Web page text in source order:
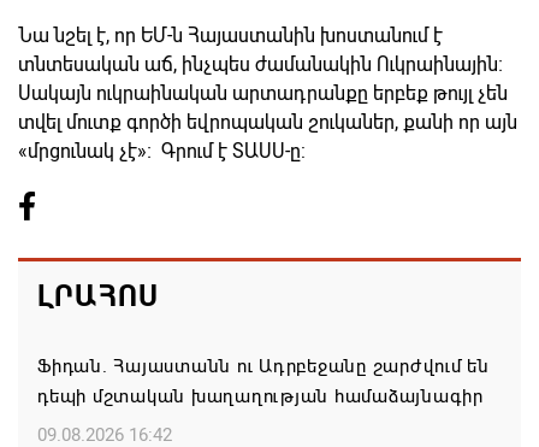
Նա նշել է, որ ԵՄ-ն Հայաստանին խոստանում է
տնտեսական աճ, ինչպես ժամանակին Ուկրաինային։
Սակայն ուկրաինական արտադրանքը երբեք թույլ չեն
տվել մուտք գործի եվրոպական շուկաներ, քանի որ այն
«մրցունակ չէ»։ Գրում է ՏԱՍՍ-ը:
ԼՐԱՀՈՍ
Ֆիդան. Հայաստանն ու Ադրբեջանը շարժվում են
դեպի մշտական խաղաղության համաձայնագիր
09.08.2026 16:42